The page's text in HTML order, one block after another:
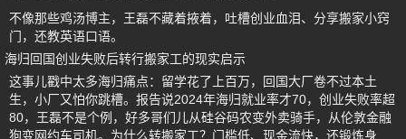
不像那些鸡汤博主，王磊不藏着掖着，吐槽创业血泪、分享搬家小窍
门，还教英语口语。
海归回国创业失败后转行搬家工的现实启示
这事儿戳中太多海归痛点：留学花了上百万，回国大厂卷不过本土
生，小厂又怕你跳槽。报告说2024年海归就业率才70，创业失败率超
80，王磊不是个例，好多哥们儿从硅谷码农变外卖骑手，从伦敦金融
狗变网约车司机。为什么转搬家工？门槛低、现金流快，还锻炼身